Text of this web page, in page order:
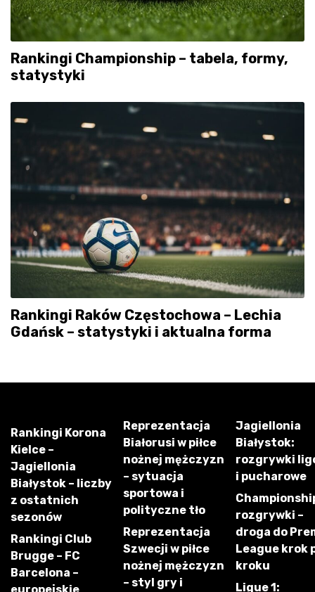
Rankingi Championship – tabela, formy,
statystyki
Rankingi Raków Częstochowa – Lechia
Gdańsk – statystyki i aktualna forma
Rankingi Korona
Kielce –
Jagiellonia
Białystok – liczby
z ostatnich
sezonów
Rankingi Club
Brugge – FC
Barcelona –
Reprezentacja
Białorusi w piłce
nożnej mężczyzn
– sytuacja
sportowa i
polityczne tło
Reprezentacja
Szwecji w piłce
nożnej mężczyzn
– styl gry i
Jagiellonia
Białystok:
rozgrywki
i pucharowe
rozgrywki –
droga do
League krok
kroku
Ligue 1: